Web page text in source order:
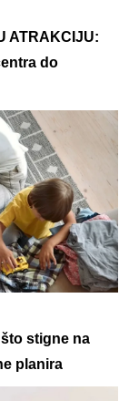
ATRAKCIJU:
do
stigne na
planira